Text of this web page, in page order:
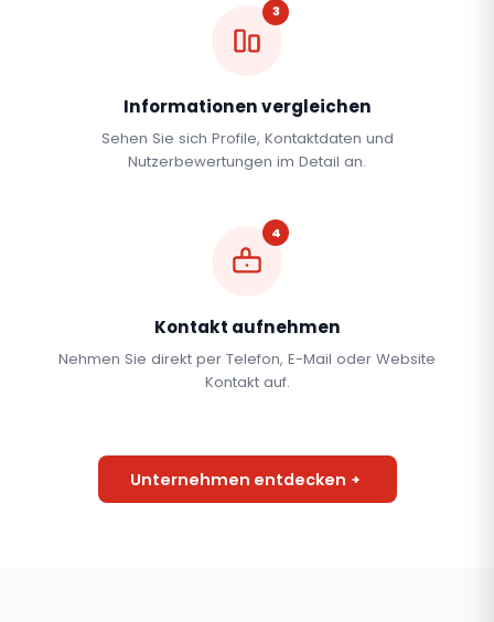
3
Informationen vergleichen
Sehen Sie sich Profile, Kontaktdaten und
Nutzerbewertungen im Detail an.
4
Kontakt aufnehmen
Nehmen Sie direkt per Telefon, E-Mail oder Website
Kontakt auf.
Unternehmen entdecken